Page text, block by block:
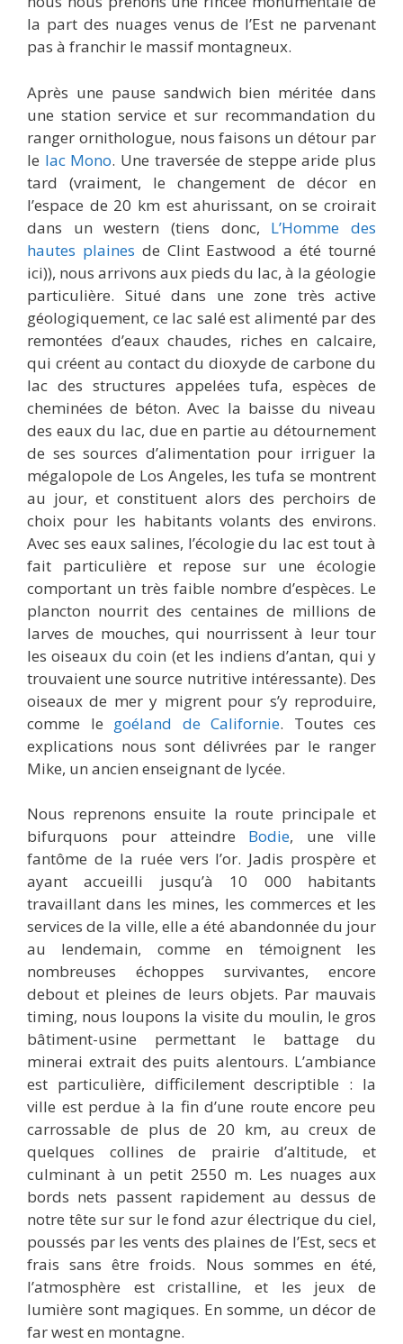
la part des nuages venus de l’Est ne parvenant
pas à franchir le massif montagneux.
Après une pause sandwich bien méritée dans
une station service et sur recommandation du
ranger ornithologue, nous faisons un détour par
le lac Mono. Une traversée de steppe aride plus
tard (vraiment, le changement de décor en
l’espace de 20 km est ahurissant, on se croirait
dans un western (tiens donc, L’Homme des
hautes plaines de Clint Eastwood a été tourné
ici)), nous arrivons aux pieds du lac, à la géologie
particulière. Situé dans une zone très active
géologiquement, ce lac salé est alimenté par des
remontées d’eaux chaudes, riches en calcaire,
qui créent au contact du dioxyde de carbone du
lac des structures appelées tufa, espèces de
cheminées de béton. Avec la baisse du niveau
des eaux du lac, due en partie au détournement
de ses sources d’alimentation pour irriguer la
mégalopole de Los Angeles, les tufa se montrent
au jour, et constituent alors des perchoirs de
choix pour les habitants volants des environs.
Avec ses eaux salines, l’écologie du lac est tout à
fait particulière et repose sur une écologie
comportant un très faible nombre d’espèces. Le
plancton nourrit des centaines de millions de
larves de mouches, qui nourrissent à leur tour
les oiseaux du coin (et les indiens d’antan, qui y
trouvaient une source nutritive intéressante). Des
oiseaux de mer y migrent pour s’y reproduire,
comme le goéland de Californie. Toutes ces
explications nous sont délivrées par le ranger
Mike, un ancien enseignant de lycée.
Nous reprenons ensuite la route principale et
bifurquons pour atteindre Bodie, une ville
fantôme de la ruée vers l’or. Jadis prospère et
ayant accueilli jusqu’à 10 000 habitants
travaillant dans les mines, les commerces et les
services de la ville, elle a été abandonnée du jour
au lendemain, comme en témoignent les
nombreuses échoppes survivantes, encore
debout et pleines de leurs objets. Par mauvais
timing, nous loupons la visite du moulin, le gros
bâtiment-usine permettant le battage du
minerai extrait des puits alentours. L’ambiance
est particulière, difficilement descriptible : la
ville est perdue à la fin d’une route encore peu
carrossable de plus de 20 km, au creux de
quelques collines de prairie d’altitude, et
culminant à un petit 2550 m. Les nuages aux
bords nets passent rapidement au dessus de
notre tête sur sur le fond azur électrique du ciel,
poussés par les vents des plaines de l’Est, secs et
frais sans être froids. Nous sommes en été,
l’atmosphère est cristalline, et les jeux de
lumière sont magiques. En somme, un décor de
far west en montagne.